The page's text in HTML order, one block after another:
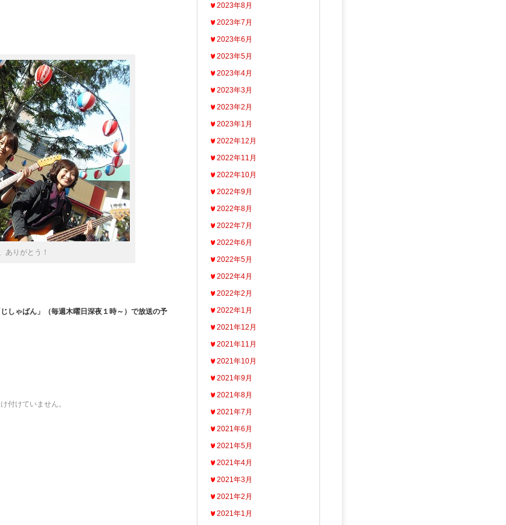
ありがとう！
しゃばん」（毎週木曜日深夜１時～）で放送の予
付けていません。
2023年8月
2023年7月
2023年6月
2023年5月
2023年4月
2023年3月
2023年2月
2023年1月
2022年12月
2022年11月
2022年10月
2022年9月
2022年8月
2022年7月
2022年6月
2022年5月
2022年4月
2022年2月
2022年1月
2021年12月
2021年11月
2021年10月
2021年9月
2021年8月
2021年7月
2021年6月
2021年5月
2021年4月
2021年3月
2021年2月
2021年1月